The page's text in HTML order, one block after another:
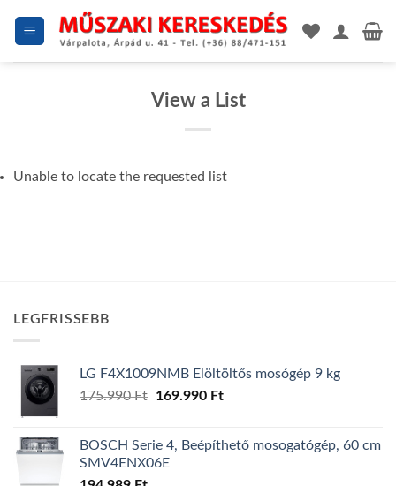
View a List
Unable to locate the requested list
LEGFRISSEBB
LG F4X1009NMB Elöltöltős mosógép 9 kg
175.990Ft
Original
175.990 Ft.
169.990 FtCurrent
169.990 Ft.
BOSCH Serie 4, Beépíthető mosogatógép, 60 cm
SMV4ENX06E